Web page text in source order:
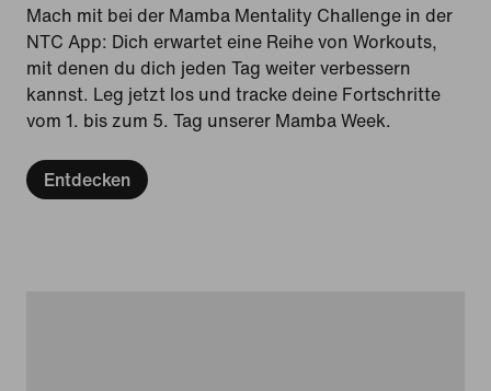
Mach mit bei der Mamba Mentality Challenge in der
NTC App: Dich erwartet eine Reihe von Workouts,
mit denen du dich jeden Tag weiter verbessern
kannst. Leg jetzt los und tracke deine Fortschritte
vom 1. bis zum 5. Tag unserer Mamba Week.
Entdecken